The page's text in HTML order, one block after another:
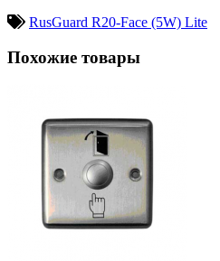
RusGuard R20-Face (5W) Lite
Похожие товары